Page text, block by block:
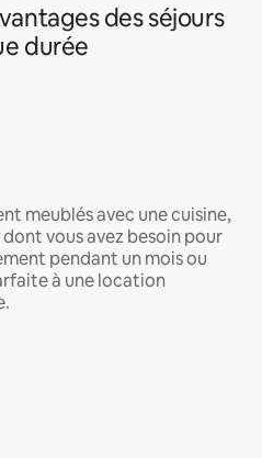
des séjours
durée
meublés avec une cuisine,
vous avez besoin pour
pendant un mois ou
à une location